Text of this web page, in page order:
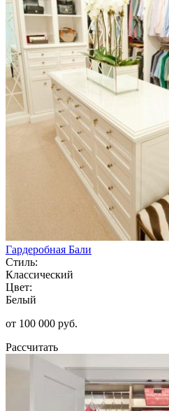
Гардеробная Бали
Стиль:
Классический
Цвет:
Белый
от 100 000 руб.
Рассчитать